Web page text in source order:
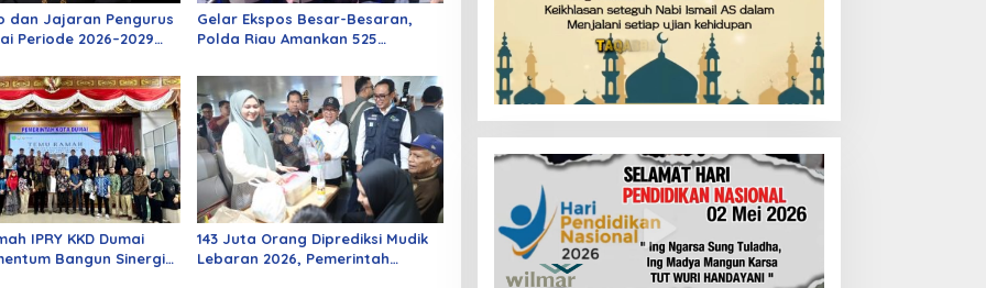
dan Jajaran Pengurus
Periode 2026–2029
Gelar Ekspos Besar-Besaran,
Polda Riau Amankan 525
Curanmor
IPRY KKD Dumai
Bangun Sinergi
143 Juta Orang Diprediksi Mudik
Lebaran 2026, Pemerintah